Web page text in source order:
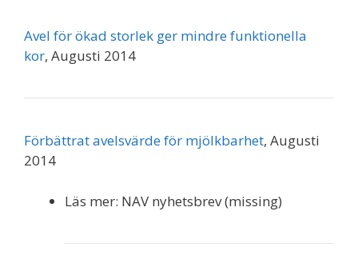
Avel för ökad storlek ger mindre funktionella
kor, Augusti 2014
Förbättrat avelsvärde för mjölkbarhet, Augusti
2014
Läs mer: NAV nyhetsbrev (missing)